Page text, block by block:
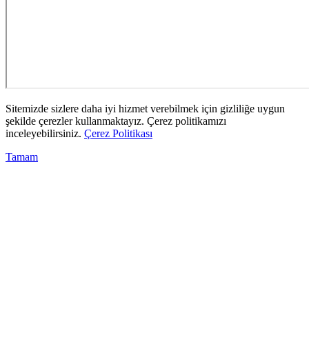
Sitemizde sizlere daha iyi hizmet verebilmek için gizliliğe uygun
şekilde çerezler kullanmaktayız. Çerez politikamızı
inceleyebilirsiniz. Çerez Politikası
Tamam